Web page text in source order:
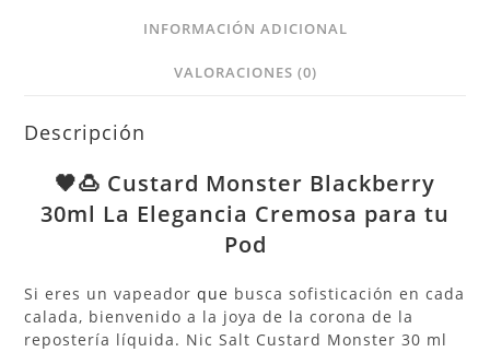
INFORMACIÓN ADICIONAL
VALORACIONES (0)
Descripción
🖤🍮 Custard Monster Blackberry
30ml La Elegancia Cremosa para tu
Pod
Si eres un vapeadorque busca sofisticación en cada
calada, bienvenido a la joya de la corona de la
repostería líquida. Nic Salt Custard Monster 30 ml